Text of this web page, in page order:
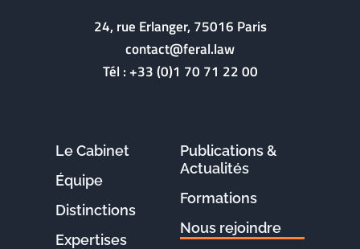
24, rue Erlanger, 75016 Paris
contact@feral.law
Tél :+33 (0)1 70 71 22 00
Le Cabinet
Équipe
Distinctions
Expertises
Publications &
Actualités
Formations
Nous rejoindre